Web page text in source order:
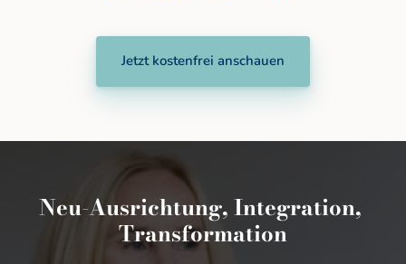
Jetzt kostenfrei anschauen
Neu-Ausrichtung, Integration,
Transformation